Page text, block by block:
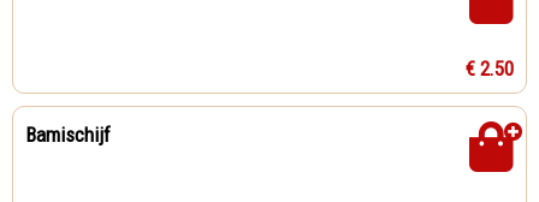
€ 2.50
Bamischijf